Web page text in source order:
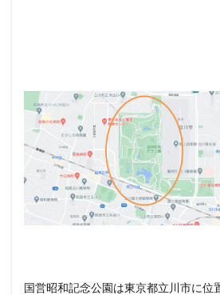
国営昭和記念公園は東京都立川市に位